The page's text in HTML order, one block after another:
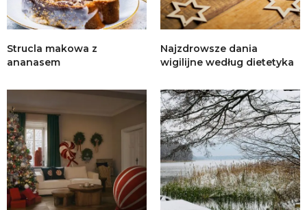
Strucla makowa z
ananasem
Najzdrowsze dania
wigilijne według dietetyka